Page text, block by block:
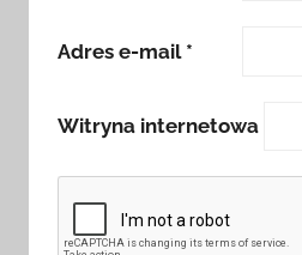
Adres e-mail *
Witryna internetowa